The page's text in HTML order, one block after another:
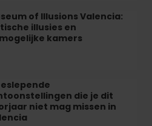
of Illusions Valencia:
illusies en
kamers
die je dit
niet mag missen in